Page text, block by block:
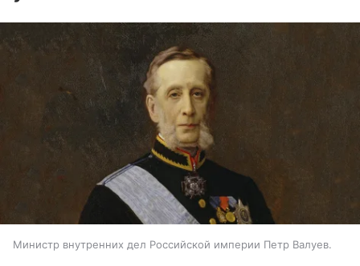
Министр внутренних дел Российской империи Петр Валуев.